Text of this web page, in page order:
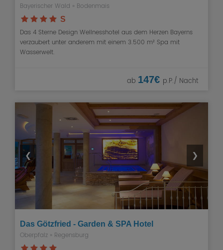
Bayerischer Wald » Bodenmais
S
Das 4 Sterne Design Wellnesshotel aus dem Herzen Bayerns
verzaubert unter anderem mit einem 3.500 m² Spa mit
Wasserwelt.
ab 147€ p.P./ Nacht
❮ ❯
Das Götzfried - Garden & SPA Hotel
Oberpfalz » Regensburg